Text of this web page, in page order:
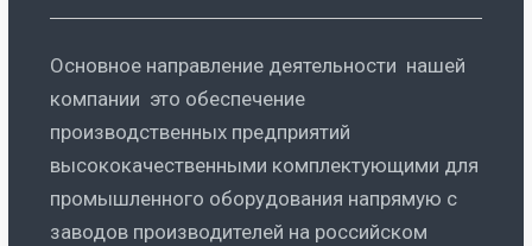
Основное направление деятельности нашей
компании это обеспечение
производственных предприятий
высококачественными комплектующими для
промышленного оборудования напрямую с
заводов производителей на российском